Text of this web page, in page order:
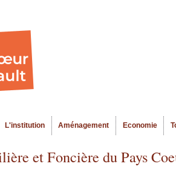
L'institution Aménagement Economie
et Foncière du Pays